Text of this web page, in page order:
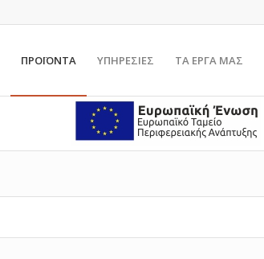
ΠΡΟΪΟΝΤΑ ΥΠΗΡΕΣΙΕΣ ΤΑ ΕΡΓΑ ΜΑΣ